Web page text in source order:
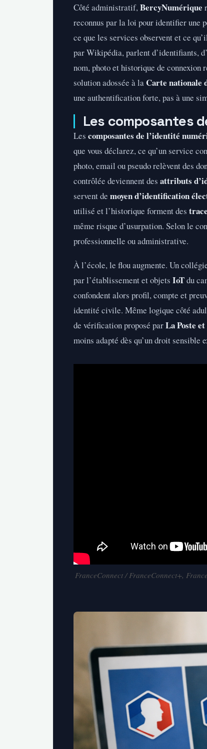
Côté administratif, BercyNumérique
reconnus par la loi pour identifier une
ce que les services observent et ce
par Wikipédia, parlent d’identifiants,
nom, photo et historique de
solution adossée à la Carte nationale
une authentification forte, pas à une
Les composantes
Les composantes de l’identité
que vous déclarez, ce qu’un service
photo, email ou pseudo relèvent des
contrôlée deviennent des attributs
servent de moyen d’identification
utilisé et l’historique forment des
même risque d’usurpation. Selon le
professionnelle ou administrative.
À l’école, le flou augmente. Un
par l’établissement et objets IoTdu
confondent alors profil, compte et
identité civile. Même logique côté
de vérification proposé parLa Poste
moins adapté dès qu’un droit sensible
FranceConnect / FranceConnect+,